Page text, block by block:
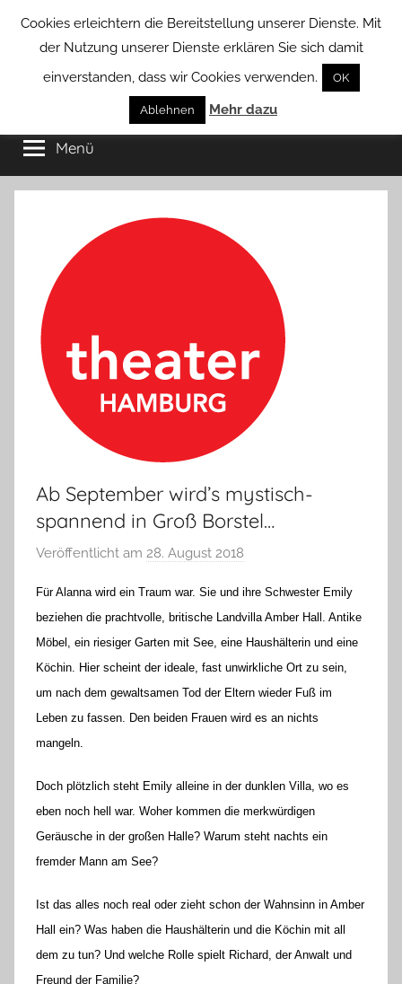
Borstel
von
Groß
Borstel
Menü
Ab September wird’s mystisch-
spannend in Groß Borstel…
Veröffentlicht am 28. August 2018
n
H
a
n
n
e
r
e
K
l
a
Für Alanna wird ein Traum war. Sie und ihre Schwester Emily
beziehen die prachtvolle, britische Landvilla Amber Hall. Antike
Möbel, ein riesiger Garten mit See, eine Haushälterin und eine
Köchin. Hier scheint der ideale, fast unwirkliche Ort zu sein,
um nach dem gewaltsamen Tod der Eltern wieder Fuß im
Leben zu fassen. Den beiden Frauen wird es an nichts
mangeln.
Doch plötzlich steht Emily alleine in der dunklen Villa, wo es
eben noch hell war. Woher kommen die merkwürdigen
Geräusche in der großen Halle? Warum steht nachts ein
fremder Mann am See?
Ist das alles noch real oder zieht schon der Wahnsinn in Amber
Hall ein? Was haben die Haushälterin und die Köchin mit all
dem zu tun? Und welche Rolle spielt Richard, der Anwalt und
Freund der Familie?
Cookies erleichtern die Bereitstellung unserer Dienste. Mit
der Nutzung unserer Dienste erklären Sie sich damit
einverstanden, dass wir Cookies verwenden.
OK
Ablehnen Mehr dazu